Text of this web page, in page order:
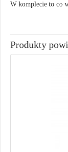
W komplecie to co
Produkty